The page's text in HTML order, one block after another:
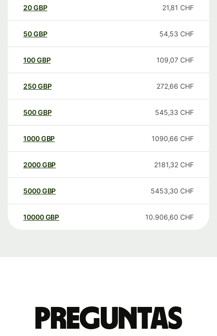
20GBP 21,81 CHF
50GBP 54,53 CHF
100GBP 109,07 CHF
250GBP 272,66 CHF
500GBP 545,33 CHF
1000GBP 1090,66 CHF
2000GBP 2181,32 CHF
5000GBP 5453,30 CHF
10000 GBP 10.906,60 CHF
Preguntas